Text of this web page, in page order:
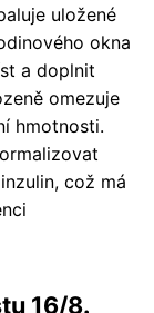
uložené
okna
a doplnit
omezuje
hmotnosti.
což má
16/8.